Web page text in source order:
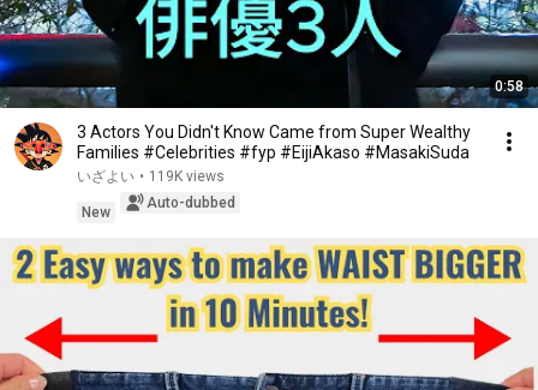
0:58
3 Actors You Didn't Know Came from Super Wealthy
Families #Celebrities #fyp #EijiAkaso #MasakiSuda
いざよい • 119K views
New
Auto-dubbed